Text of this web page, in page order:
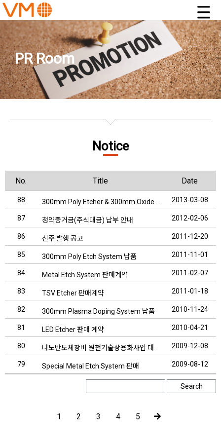
PR Room
Notice
No. Title Date
88 2013-03-08
87 청약증거금(주식대금) 납부 안내 2012-02-06
86 신주 발행 공고 2011-12-20
85 300mm Poly Etch System 납품 2011-11-01
84 Metal Etch System 판매계약 2011-02-07
83 TSV Etcher 판매계약 2011-01-18
82 300mm Plasma Doping System 납품 2010-11-24
81 LED Etcher 판매 계약 2010-04-21
80 2009-12-08
79 Special Metal Etch System 판매 2009-08-12
Search
1 2 3 4 5